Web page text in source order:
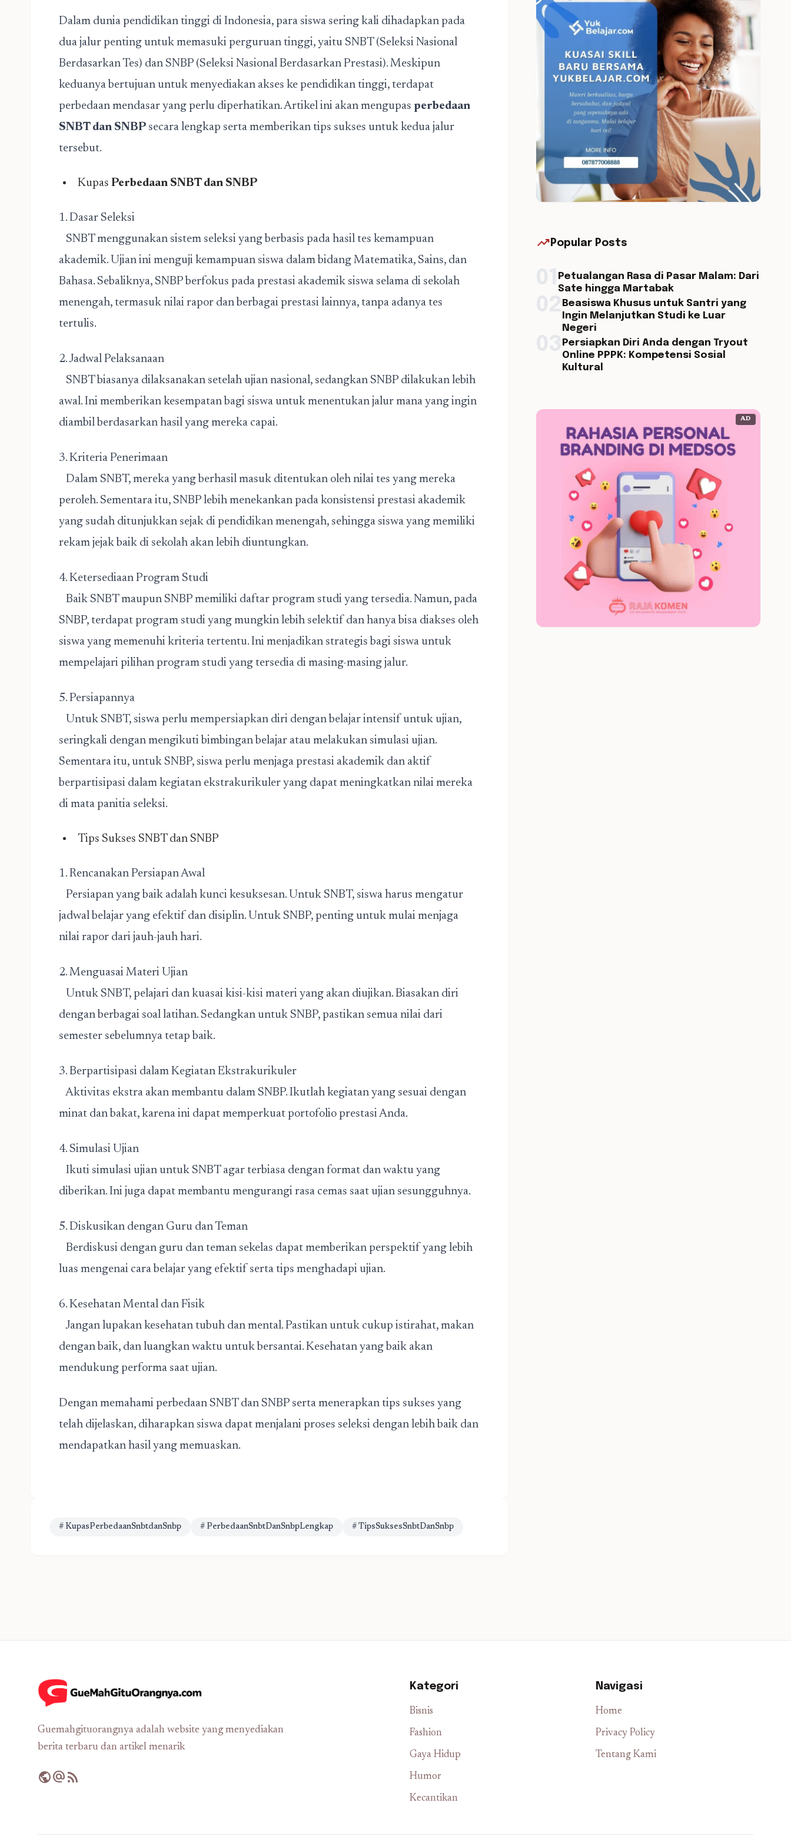
Dalam dunia pendidikan tinggi di Indonesia, para siswa sering kali dihadapkan pada
dua jalur penting untuk memasuki perguruan tinggi, yaitu SNBT (Seleksi Nasional
Berdasarkan Tes) dan SNBP (Seleksi Nasional Berdasarkan Prestasi). Meskipun
keduanya bertujuan untuk menyediakan akses ke pendidikan tinggi, terdapat
perbedaan mendasar yang perlu diperhatikan. Artikel ini akan mengupas perbedaan
SNBT dan SNBP secara lengkap serta memberikan tips sukses untuk kedua jalur
tersebut.
Kupas Perbedaan SNBT dan SNBP
1. Dasar Seleksi
SNBT menggunakan sistem seleksi yang berbasis pada hasil tes kemampuan
akademik. Ujian ini menguji kemampuan siswa dalam bidang Matematika, Sains, dan
Bahasa. Sebaliknya, SNBP berfokus pada prestasi akademik siswa selama di sekolah
menengah, termasuk nilai rapor dan berbagai prestasi lainnya, tanpa adanya tes
tertulis.
2. Jadwal Pelaksanaan
SNBT biasanya dilaksanakan setelah ujian nasional, sedangkan SNBP dilakukan lebih
awal. Ini memberikan kesempatan bagi siswa untuk menentukan jalur mana yang ingin
diambil berdasarkan hasil yang mereka capai.
3. Kriteria Penerimaan
Dalam SNBT, mereka yang berhasil masuk ditentukan oleh nilai tes yang mereka
peroleh. Sementara itu, SNBP lebih menekankan pada konsistensi prestasi akademik
yang sudah ditunjukkan sejak di pendidikan menengah, sehingga siswa yang memiliki
rekam jejak baik di sekolah akan lebih diuntungkan.
4. Ketersediaan Program Studi
Baik SNBT maupun SNBP memiliki daftar program studi yang tersedia. Namun, pada
SNBP, terdapat program studi yang mungkin lebih selektif dan hanya bisa diakses oleh
siswa yang memenuhi kriteria tertentu. Ini menjadikan strategis bagi siswa untuk
mempelajari pilihan program studi yang tersedia di masing-masing jalur.
5. Persiapannya
Untuk SNBT, siswa perlu mempersiapkan diri dengan belajar intensif untuk ujian,
seringkali dengan mengikuti bimbingan belajar atau melakukan simulasi ujian.
Sementara itu, untuk SNBP, siswa perlu menjaga prestasi akademik dan aktif
berpartisipasi dalam kegiatan ekstrakurikuler yang dapat meningkatkan nilai mereka
di mata panitia seleksi.
Tips Sukses SNBT dan SNBP
1. Rencanakan Persiapan Awal
Persiapan yang baik adalah kunci kesuksesan. Untuk SNBT, siswa harus mengatur
jadwal belajar yang efektif dan disiplin. Untuk SNBP, penting untuk mulai menjaga
nilai rapor dari jauh-jauh hari.
2. Menguasai Materi Ujian
Untuk SNBT, pelajari dan kuasai kisi-kisi materi yang akan diujikan. Biasakan diri
dengan berbagai soal latihan. Sedangkan untuk SNBP, pastikan semua nilai dari
semester sebelumnya tetap baik.
3. Berpartisipasi dalam Kegiatan Ekstrakurikuler
Aktivitas ekstra akan membantu dalam SNBP. Ikutlah kegiatan yang sesuai dengan
minat dan bakat, karena ini dapat memperkuat portofolio prestasi Anda.
4. Simulasi Ujian
Ikuti simulasi ujian untuk SNBT agar terbiasa dengan format dan waktu yang
diberikan. Ini juga dapat membantu mengurangi rasa cemas saat ujian sesungguhnya.
5. Diskusikan dengan Guru dan Teman
Berdiskusi dengan guru dan teman sekelas dapat memberikan perspektif yang lebih
luas mengenai cara belajar yang efektif serta tips menghadapi ujian.
6. Kesehatan Mental dan Fisik
Jangan lupakan kesehatan tubuh dan mental. Pastikan untuk cukup istirahat, makan
dengan baik, dan luangkan waktu untuk bersantai. Kesehatan yang baik akan
mendukung performa saat ujian.
Dengan memahami perbedaan SNBT dan SNBP serta menerapkan tips sukses yang
telah dijelaskan, diharapkan siswa dapat menjalani proses seleksi dengan lebih baik dan
mendapatkan hasil yang memuaskan.
# KupasPerbedaanSnbtdanSnbp # PerbedaanSnbtDanSnbpLengkap # TipsSuksesSnbtDanSnbp
trending_up Popular Posts
Petualangan Rasa di Pasar Malam: Dari
Sate hingga Martabak
Beasiswa Khusus untuk Santri yang
Ingin Melanjutkan Studi ke Luar
Negeri
Persiapkan Diri Anda dengan Tryout
Online PPPK: Kompetensi Sosial
Kultural
AD
Guemahgituorangnya adalah website yang menyediakan
berita terbaru dan artikel menarik
publicalternate_emailrss_feed
Kategori
Bisnis
Fashion
Gaya Hidup
Humor
Kecantikan
Navigasi
Home
Privacy Policy
Tentang Kami